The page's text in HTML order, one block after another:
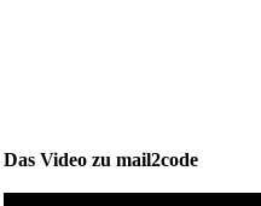
Das Video zu mail2code